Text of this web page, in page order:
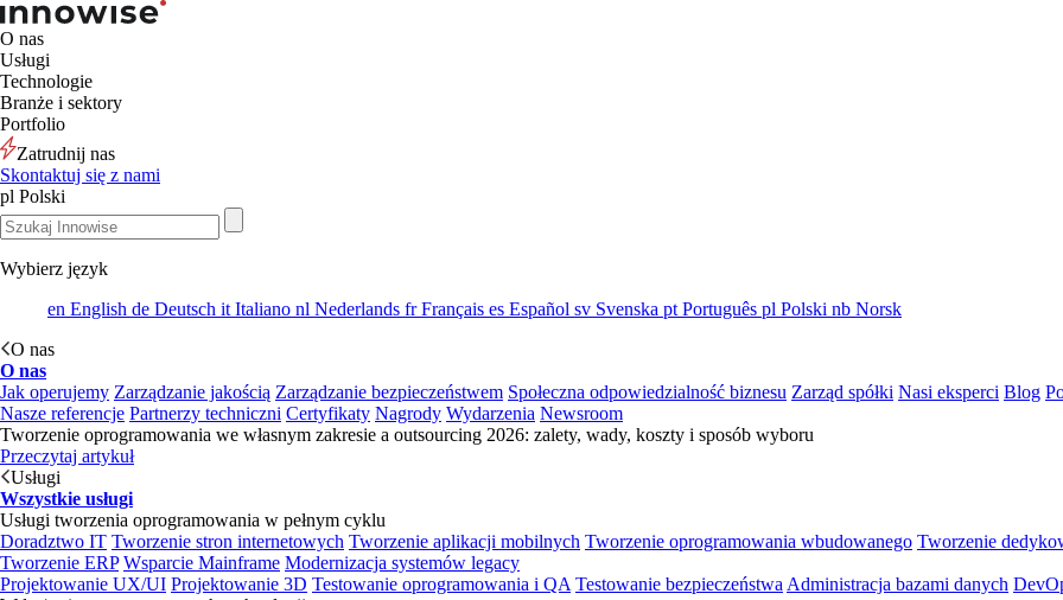
O nas
Usługi
Technologie
Branże i sektory
Portfolio
Zatrudnij nas
Skontaktuj się z nami
pl Polski
Wybierz język
en English de Deutsch it Italiano nl Nederlands frFrançais es Español sv Svenska pt Português pl Polski nb Norsk
O nas
O nas
Jak operujemy Zarządzanie jakością Zarządzanie bezpieczeństwem Społeczna odpowiedzialność biznesu Zarząd spółki Nasi eksperci Blog
Nasze referencje Partnerzy techniczni Certyfikaty Nagrody Wydarzenia Newsroom
Tworzenie oprogramowania we własnym zakresie a outsourcing 2026: zalety, wady, koszty i sposób wyboru
Przeczytaj artykuł
Usługi
Wszystkie usługi
Usługi tworzenia oprogramowania w pełnym cyklu
Doradztwo IT Tworzenie stron internetowych Tworzenie aplikacji mobilnych Tworzenie oprogramowania wbudowanego Tworzenie
Tworzenie ERP Wsparcie Mainframe Modernizacja systemów legacy
Projektowanie UX/UI Projektowanie 3D Testowanie oprogramowania i QA Testowanie bezpieczeństwa Administracja bazami danych